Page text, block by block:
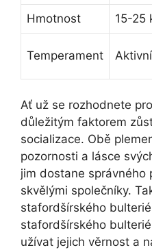
Hmotnost 15-25
Temperament
Ať už se rozhodnete
důležitým faktorem
socializace. Obě
pozornosti a lásce
jim dostane správného
skvělými společníky.
stafordšírského
stafordšírského
užívat jejich věrnost a